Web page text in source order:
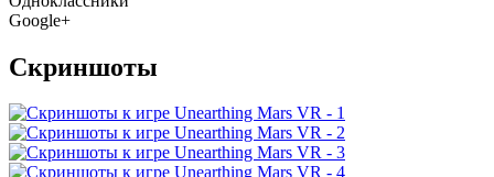
Google+
Скриншоты